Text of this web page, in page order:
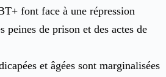
font face à une répression
peines de prison et des actes de
et âgées sont marginalisées